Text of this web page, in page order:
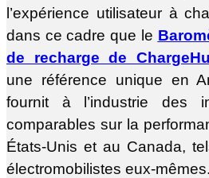
l’expérience utilisateur à
dans ce cadre que le
de recharge de
une référence unique en
fournit à l’industrie des
comparables sur la
États-Unis et au Canada,
électromobilistes eux-mêmes.